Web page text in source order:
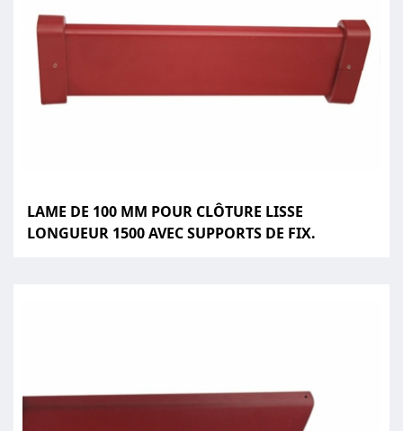
LAME DE 100 MM POUR CLÔTURE LISSE
LONGUEUR 1500 AVEC SUPPORTS DE FIX.